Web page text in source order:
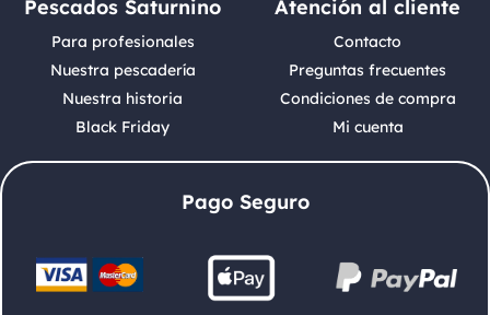
Pescados Saturnino
Para profesionales
Nuestra pescadería
Nuestra historia
Black Friday
Atención al cliente
Contacto
Preguntas frecuentes
Condiciones de compra
Mi cuenta
Pago Seguro